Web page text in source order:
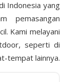
Indonesia yang
pemasangan
Kami melayani
seperti di
tempat lainnya.